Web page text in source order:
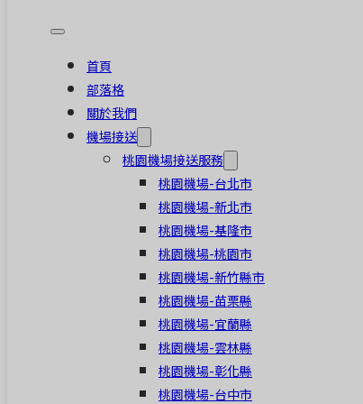
首頁
部落格
關於我們
機場接送
桃園機場接送服務
桃園機場-台北市
桃園機場-新北市
桃園機場-基隆市
桃園機場-桃園市
桃園機場-新竹縣市
桃園機場-苗栗縣
桃園機場-宜蘭縣
桃園機場-雲林縣
桃園機場-彰化縣
桃園機場-台中市